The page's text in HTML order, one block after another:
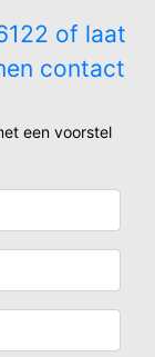
of laat
contact
een voorstel